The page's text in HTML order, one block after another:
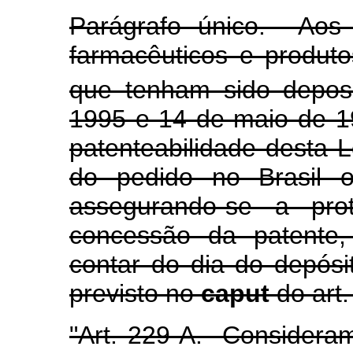
Parágrafo único. Aos
farmacêuticos e
que tenham sido
1995 e 14 de maio de
patenteabilidade desta
do pedido no Brasil
assegurando-se a
concessão da
contar do dia do
previsto nocaputdo art.
"Art. 229-A.